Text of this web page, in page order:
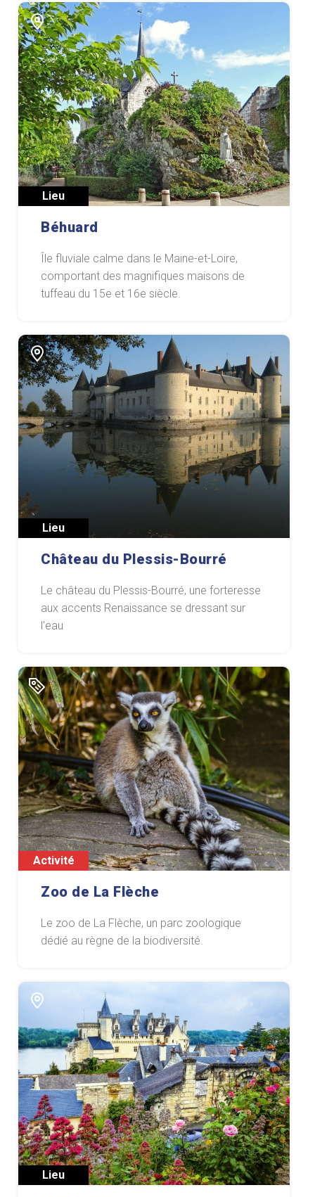
Lieu
Béhuard
Île fluviale calme dans le Maine-et-Loire,
comportant des magnifiques maisons de
tuffeau du 15e et 16e siècle.
Lieu
Château du Plessis-Bourré
Le château du Plessis-Bourré, une forteresse
aux accents Renaissance se dressant sur
l'eau
Activité
Zoo de La Flèche
Le zoo de La Flèche, un parc zoologique
dédié au règne de la biodiversité.
Lieu